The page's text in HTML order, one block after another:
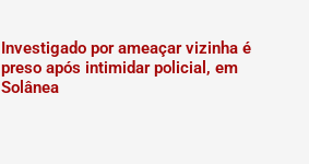
Investigado por ameaçar vizinha é
preso após intimidar policial, em
Solânea